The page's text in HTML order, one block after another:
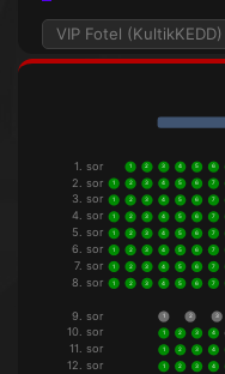
VIP Fotel (KultikKEDD)
1. sor 1 2 3 4 5 6
2. sor 1 2 3 4 5 6 7
3. sor 1 2 3 4 5 6 7
4. sor 1 2 3 4 5 6 7
5. sor 1 2 3 4 5 6 7
6. sor 1 2 3 4 5 6 7
7. sor 1 2 3 4 5 6 7
8. sor 1 2 3 4 5 6 7
9. sor 1 2 3
10. sor 1 2 3 4
11. sor 1 2 3 4
12. sor 1 2 3 4